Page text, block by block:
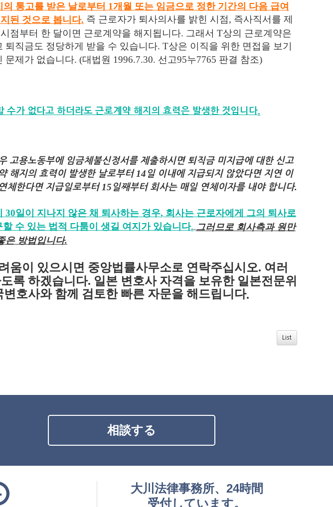
통고를 받은 날로부터 1개월 또는 임금으로 정한 기간의 다음 급여
된 것으로 봅니다. 즉 근로자가 퇴사의사를 밝힌 시점, 즉사직서를 제
점부터 한 달이면 근로계약을 해지됩니다. 그래서 T상의 근로계약은
퇴직금도 정당하게 받을 수 있습니다. T상은 이직을 위한 면접을 보기
문제가 없습니다. (대법원 1996.7.30. 선고95누7765 판결 참조)
수가 없다고 하더라도 근로계약 해지의 효력은 발생한 것입니다.
고용노동부에 임금체불신정서를 제출하시면 퇴직금 미지급에 대한 신고
해지의 효력이 발생한 날로부터 14 일 이내에 지급되지 않았다면 지연 이
체한다면 지급일로부터 15 일째부터 회사는 매일 연체이자를 내야 합니다.
30일이 지나지 않은 채 퇴사하는 경우, 회사는 근로자에게 그의 퇴사로
수 있는 법적 다툼이 생길 여지가 있습니다. 그러므로 회사측과 원만
은 방법입니다.
움이 있으시면 중앙법률사무소로 연락주십시오. 여러
록 하겠습니다. 일본 변호사 자격을 보유한 일본전문위
변호사와 함께 검토한 빠른 자문을 해드립니다.
List
相談する
大川法律事務所、24時間
受付しています。